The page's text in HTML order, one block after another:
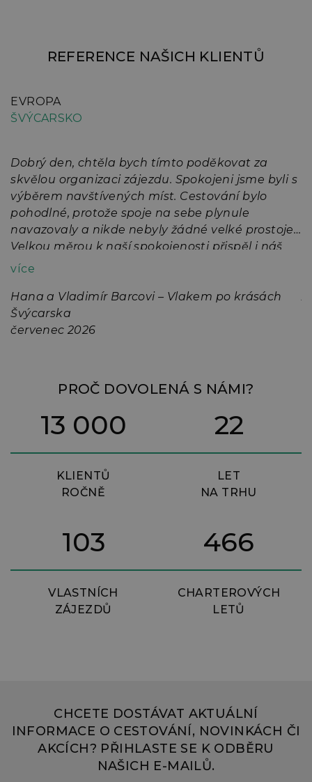
REFERENCE NAŠICH KLIENTŮ
EVROPA
ŠVÝCARSKO
Dobrý den, chtěla bych tímto poděkovat za
skvělou organizaci zájezdu. Spokojeni jsme byli s
výběrem navštívených míst. Cestování bylo
pohodlné, protože spoje na sebe plynule
navazovaly a nikde nebyly žádné velké prostoje.
Velkou měrou k naší spokojenosti přispěl i náš
průvodce Pavel Straka svými znalostmi a
více
Hana a Vladimír Barcovi – Vlakem po krásách
Švýcarska
červenec 2026
PROČ DOVOLENÁ S NÁMI?
KLIENTŮ
ROČNĚ
13 000
LET
NA TRHU
22
VLASTNÍCH
ZÁJEZDŮ
103
CHARTEROVÝCH
LETŮ
466
CHCETE DOSTÁVAT AKTUÁLNÍ
INFORMACE O CESTOVÁNÍ, NOVINKÁCH ČI
AKCÍCH? PŘIHLASTE SE K ODBĚRU
NAŠICH E-MAILŮ.